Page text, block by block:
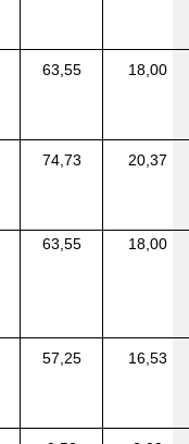
63,55 18,00
74,73 20,37
63,55 18,00
57,25 16,53